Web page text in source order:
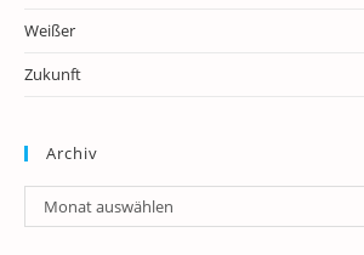
Weißer
Zukunft
Archiv
Archiv
Monat auswählen